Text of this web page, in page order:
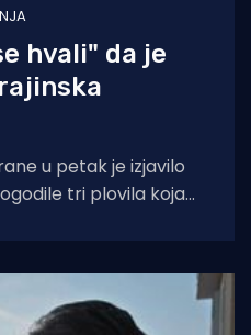
hvali" da je
u petak je izjavilo
tri plovila koja